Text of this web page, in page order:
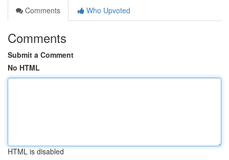
Comments
Who Upvoted
Comments
Submit a Comment
No HTML
HTML is disabled